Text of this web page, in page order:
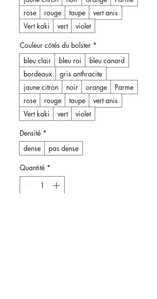
rose
rouge taupe
vert anis
Vert kaki
vert violet
Couleur côtés du bolster *
bleu clair
bleu roi
bleu canard
bordeaux
gris anthracite
jaune citron
noir orange
Parme
rose
rouge taupe
vert anis
Vert kaki
vert violet
Densité *
dense
pas dense
Quantité *